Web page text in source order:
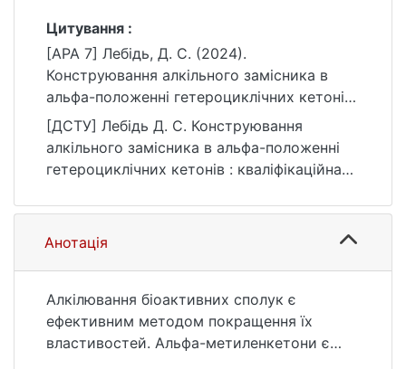
Цитування :
[APA 7] Лебідь, Д. С. (2024).
Конструювання алкільного замісника в
альфа-положенні гетероциклічних кетонів
[Магістерська робота, Київський
національний університет імені Тараса
Шевченка]. eKNUTSHIR.
https://ir.library.knu.ua/handle/15071834/473
5
[ДСТУ] Лебідь Д. С. Конструювання
алкільного замісника в альфа-положенні
гетероциклічних кетонів : кваліфікаційна
наук. кер. С. В. Рябухін. Київ, 2024. 48 с.
URL:
https://ir.library.knu.ua/handle/15071834/473
Анотація
Алкілювання біоактивних сполук є
ефективним методом покращення їх
властивостей. Альфа-метиленкетони є